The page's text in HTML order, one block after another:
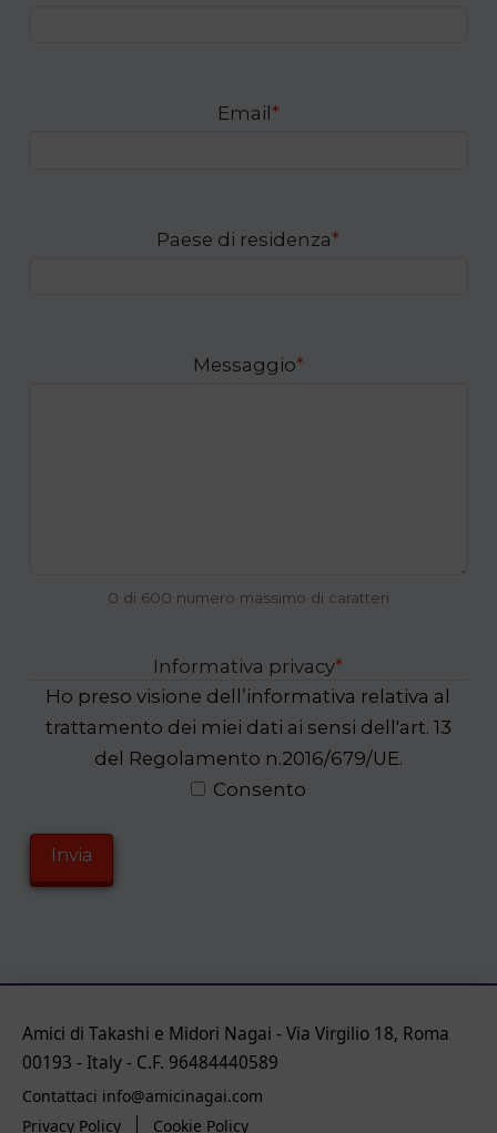
Email *
Paese di residenza*
Messaggio*
0 di 600 numero massimo di caratteri
Informativa privacy*
Ho preso visione dell’informativa relativa al
trattamento dei miei dati ai sensi dell'art. 13
del Regolamento n.2016/679/UE.
Consento
Amici di Takashi e Midori Nagai - Via Virgilio 18, Roma
00193 - Italy - C.F. 96484440589
Contattaci info@amicinagai.com
Privacy Policy
Cookie Policy